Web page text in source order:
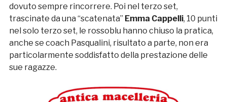
dovuto sempre rincorrere. Poi nel terzo set,
trascinate da una “scatenata” Emma Cappelli, 10 punti
nel solo terzo set, le rossoblu hanno chiuso la pratica,
anche se coach Pasqualini, risultato a parte, non era
particolarmente soddisfatto della prestazione delle
sue ragazze.